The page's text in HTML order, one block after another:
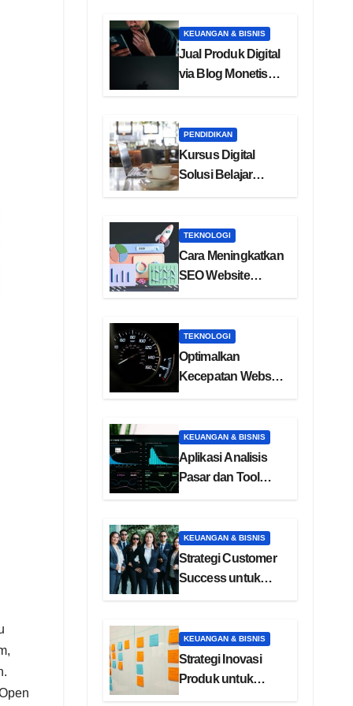
KEUANGAN & BISNIS
Jual Produk Digital
via Blog Monetisasi
Ebook
PENDIDIKAN
Kursus Digital
Solusi Belajar
Online Masa Kini
TEKNOLOGI
Cara Meningkatkan
SEO Website
dengan Backlink
TEKNOLOGI
Optimalkan
Kecepatan Website
dengan Core Web
KEUANGAN & BISNIS
Aplikasi Analisis
Pasar dan Tool
Riset Kompetitor
KEUANGAN & BISNIS
Strategi Customer
Success untuk
Manajemen
KEUANGAN & BISNIS
Strategi Inovasi
Produk untuk
Pengembangan